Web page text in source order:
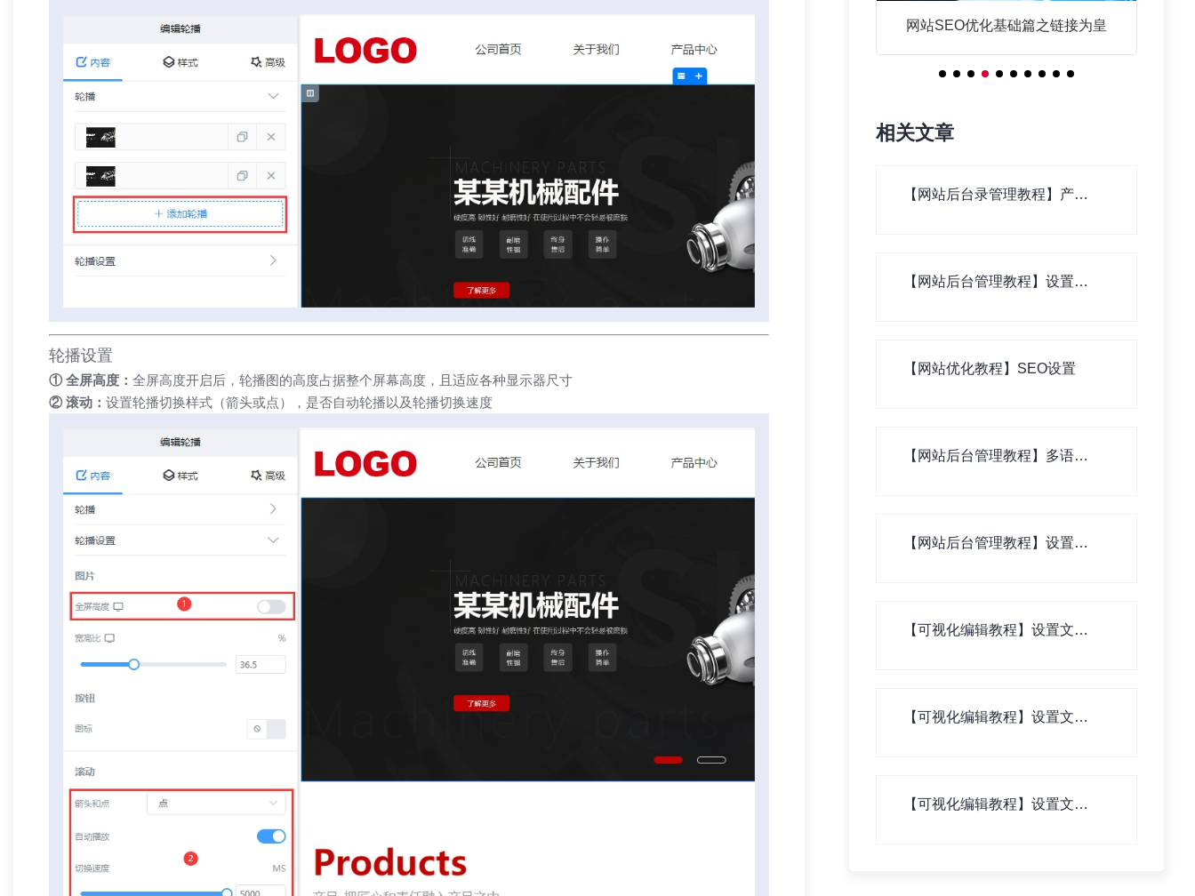
轮播设置
① 全屏高度： 全屏高度开启后，轮播图的高度占据整个屏幕高度，且适应各种显示器尺寸
② 滚动： 设置轮播切换样式（箭头或点），是否自动轮播以及轮播切换速度
「兄弟网络」深耕西安20年：不只是做
网站，更是为企业打造“赚钱的数字资产” 站？
网站SEO优化基础篇之链接为皇
相关文章
【网站后台录管理教程】产
【网站后台管理教程】设置栏
【网站优化教程】SEO设置
【网站后台管理教程】多语言
【网站后台管理教程】设置水
【可视化编辑教程】设置文章
【可视化编辑教程】设置文章
【可视化编辑教程】设置文章